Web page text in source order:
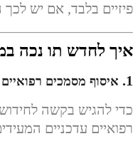
פיזיים בלבד, אם יש
איך לחדש תו נכה
1. איסוף מסמכים רפואיים
כדי להגיש בקשה
רפואיים עדכניים